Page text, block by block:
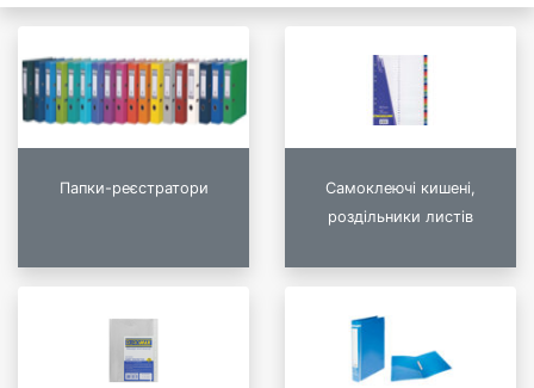
Папки-реєстратори
Самоклеючі кишені,
роздільники листів